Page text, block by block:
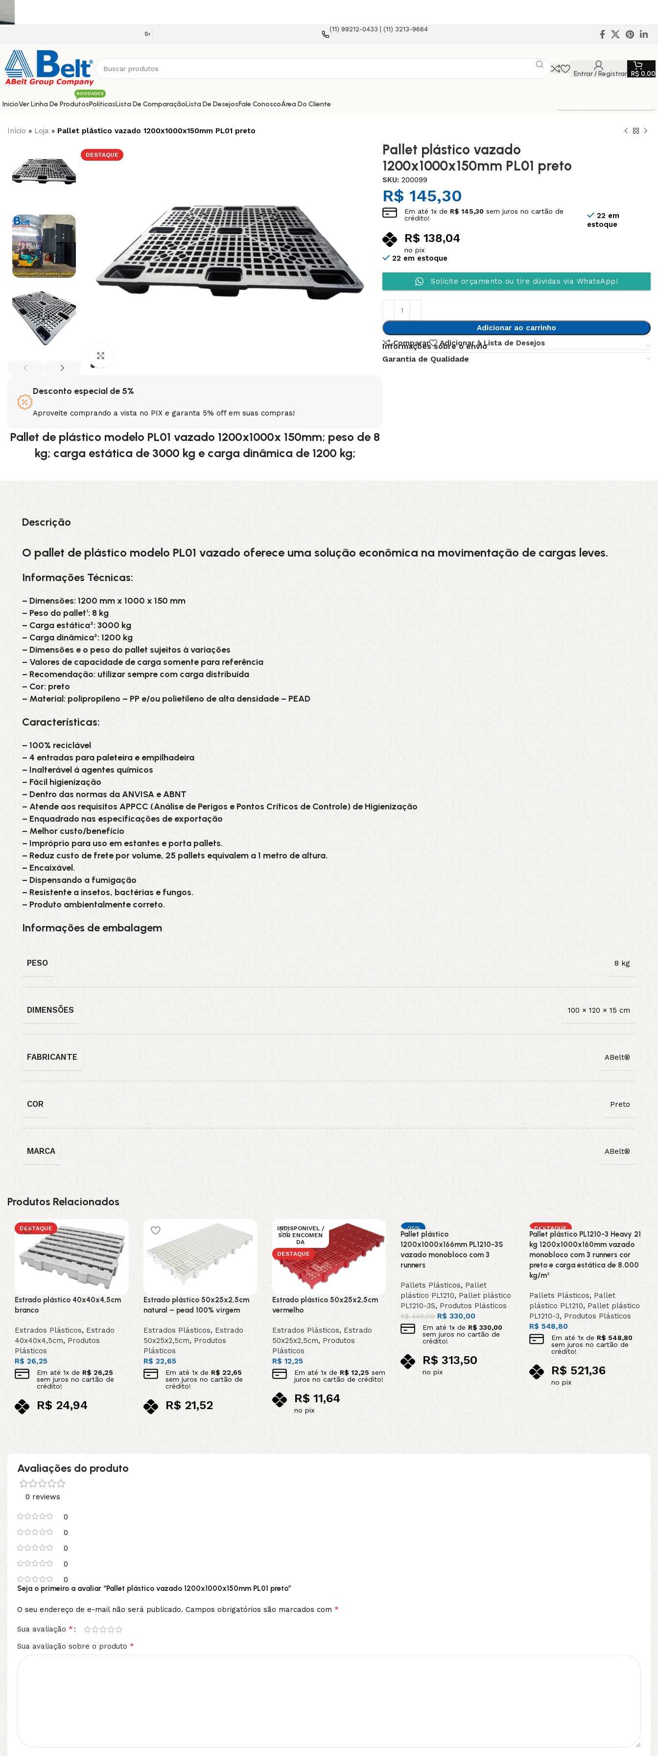
Seja bem vindo a nossa plataforma e-commerce!
(11) 99212-0433 | (11) 3213-9664
Entrar / Registrar R$ 0,00
InicioVer Linha De Produtos
NOVIDADES
3L 3VX 5V 5VX
A AX B BX CC
CX D PJ PJ PK PK
PL SPA SPB SPZ
XPA XPB XPZ ZX
PolíticasLista De ComparaçãoLista De DesejosFale ConoscoÁrea Do Cliente
Início » Loja » Pallet plástico vazado 1200x1000x150mm PL01 preto
DESTAQUE
Desconto especial de 5%
Aproveite comprando a vista no PIX e garanta 5% off em suas compras!
Pallet de plástico modelo PL01 vazado 1200x1000x 150mm; peso de 8
kg; carga estática de 3000 kg e carga dinâmica de 1200 kg;
Pallet plástico vazado
1200x1000x150mm PL01 preto
SKU:200099
R$ 145,30
Em até1x de R$ 145,30 sem juros no cartão de
crédito!
R$ 138,04
no pix
22 em
estoque
22 em estoque
Solicite orçamento ou tire dúvidas via WhatsApp!
Adicionar ao carrinho
Comparar
Adicionar à Lista de Desejos
Informações sobre o envio
Garantia de Qualidade
Descrição
O pallet de plástico modelo PL01 vazado oferece uma solução econômica na movimentação de cargas leves.
Informações Técnicas:
– Dimensões: 1200 mm x 1000 x 150 mm
– Peso do pallet¹: 8 kg
– Carga estática²: 3000 kg
– Carga dinâmica²: 1200 kg
– Dimensões e o peso do pallet sujeitos à variações
– Valores de capacidade de carga somente para referência
– Recomendação: utilizar sempre com carga distribuída
– Cor: preto
– Material: polipropileno – PP e/ou polietileno de alta densidade – PEAD
Características:
– 100% reciclável
– 4 entradas para paleteira e empilhadeira
– Inalterável á agentes químicos
– Fácil higienização
– Dentro das normas da ANVISA e ABNT
– Atende aos requisitos APPCC (Análise de Perigos e Pontos Críticos de Controle) de Higienização
– Enquadrado nas especificações de exportação
– Melhor custo/benefício
– Impróprio para uso em estantes e porta pallets.
– Reduz custo de frete por volume, 25 pallets equivalem a 1 metro de altura.
– Encaixável.
– Dispensando a fumigação
– Resistente a insetos, bactérias e fungos.
– Produto ambientalmente correto.
Informações de embalagem
PESO 8 kg
DIMENSÕES 100 × 120 × 15 cm
FABRICANTE ABelt®
COR Preto
MARCA ABelt®
Produtos Relacionados
DESTAQUE
Estrado plástico 40x40x4,5cm
branco
Estrados Plásticos, Estrado
40x40x4,5cm, Produtos
Plásticos
R$ 26,25
Em até1x de R$ 26,25
sem juros no cartão de
crédito!
R$ 24,94
no pix
Adicionar ao carrinho
Estrado plástico 50x25x2,5cm
natural – pead 100% virgem
Estrados Plásticos, Estrado
50x25x2,5cm,Produtos
Plásticos
R$ 22,65
Em até1x deR$ 22,65
sem juros no cartão de
crédito!
R$21,52
no pix
Adicionar ao carrinho
INDISPONIVEL /
SOB ENCOMEN
DA
DESTAQUE
Estrado plástico 50x25x2,5cm
vermelho
Estrados Plásticos,Estrado
50x25x2,5cm, Produtos
Plásticos
R$12,25
Em até 1x deR$ 12,25 sem
juros no cartão de crédito!
R$11,64
no pix
Leia mais
-25%
Pallet plástico
1200x1000x166mm PL1210-3S
vazado monobloco com 3
runners
Pallets Plásticos, Pallet
plástico PL1210, Pallet plástico
PL1210-3S, Produtos Plásticos
R$440,00 R$ 330,00
Em até1x deR$ 330,00
sem juros no cartão de
crédito!
R$ 313,50
no pix
Adicionar ao carrinho
DESTAQUE
Pallet plástico PL1210-3 Heavy 21
kg 1200x1000x160mm vazado
monobloco com 3 runners cor
preto e carga estática de 8.000
kg/m²
Pallets Plásticos, Pallet
plástico PL1210, Pallet plástico
PL1210-3, Produtos Plásticos
R$ 548,80
Em até1x deR$ 548,80
sem juros no cartão de
crédito!
R$ 521,36
no pix
Adicionar ao carrinho
Avaliações do produto
0 reviews
0
0
0
0
0
Seja o primeiro a avaliar “Pallet plástico vazado 1200x1000x150mm PL01 preto”
O seu endereço de e-mail não será publicado. Campos obrigatórios são marcados com *
Sua avaliação *
Sua avaliação sobre o produto *